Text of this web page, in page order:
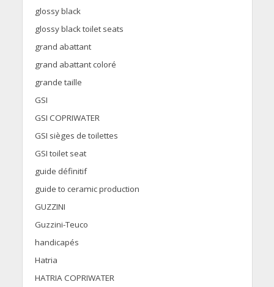
glossy black
glossy black toilet seats
grand abattant
grand abattant coloré
grande taille
GSI
GSI COPRIWATER
GSI sièges de toilettes
GSI toilet seat
guide définitif
guide to ceramic production
GUZZINI
Guzzini-Teuco
handicapés
Hatria
HATRIA COPRIWATER